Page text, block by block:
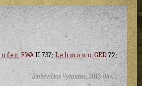
EWAII 737;LehmannGED72;
Rinkevičius Vytautas, 2013-04-01